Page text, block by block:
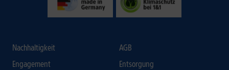
Nachhaltigkeit
Engagement
AGB
Entsorgung